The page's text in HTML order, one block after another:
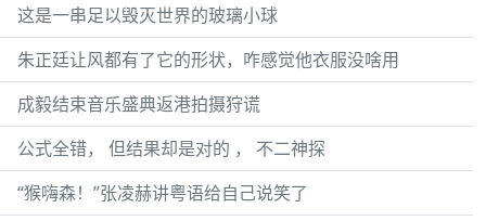
这是一串足以毁灭世界的玻璃小球
朱正廷让风都有了它的形状，咋感觉他衣服没啥用
成毅结束音乐盛典返港拍摄狩谎
公式全错， 但结果却是对的 ， 不二神探
“猴嗨森！”张凌赫讲粤语给自己说笑了